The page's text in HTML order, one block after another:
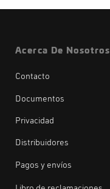
Acerca De Nosotros
Contacto
Documentos
Privacidad
Distribuidores
Pagos y envíos